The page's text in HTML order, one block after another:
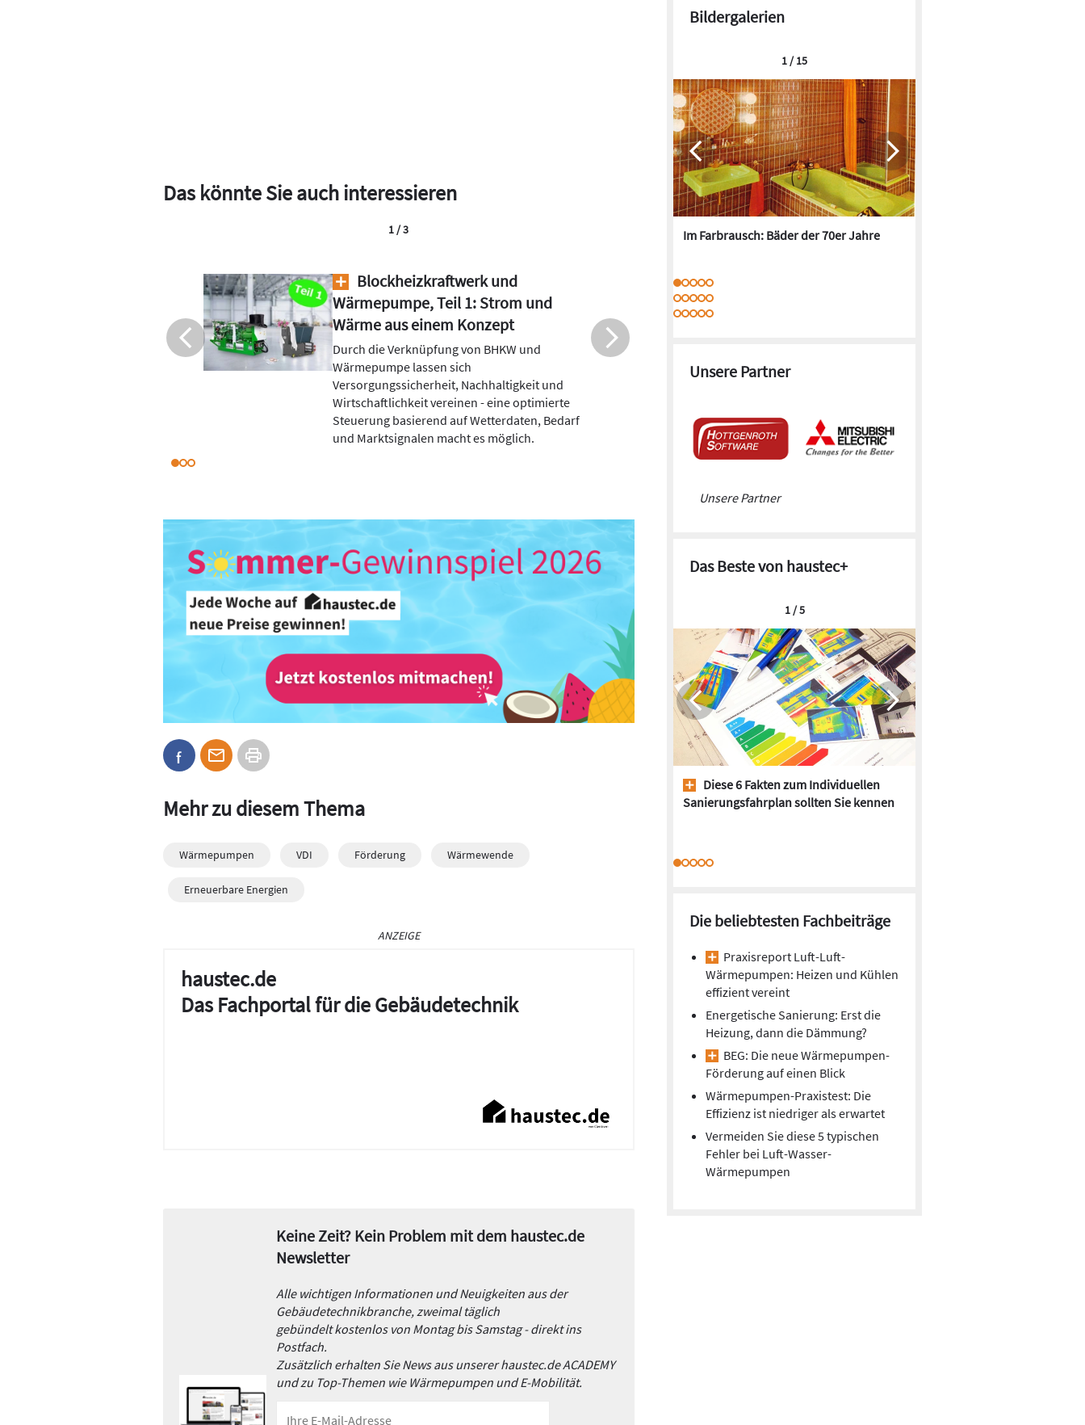
Das könnte Sie auch interessieren
Woche der Wärmepumpe: Info-
Veranstaltung für Fachleute und
Interessierte
Vom 4. bis 10. November findet bundesweit die
Wärmepumpen-Woche statt. Dort können sich
Bürger über die Technik informieren und
Fachleute sich mit anderen Experten
austauschen.
2 / 3
Mehr zu diesem Thema
Wärmepumpen VDI Förderung Wärmewende
Erneuerbare Energien
ANZEIGE
haustec.de
Das Fachportal für die Gebäudetechnik
Keine Zeit? Kein Problem mit dem haustec.de
Newsletter
Alle wichtigen Informationen und Neuigkeiten aus der
Gebäudetechnikbranche, zweimal täglich
gebündelt kostenlos von Montag bis Samstag - direkt ins
Postfach.
Zusätzlich erhalten Sie News aus unserer haustec.de ACADEMY
und zu Top-Themen wie Wärmepumpen und E-Mobilität.
Bildergalerien
Im Farbrausch: Bäder der 70er Jahre
1 / 15
Unsere Partner
Unsere Partner
Das Beste von haustec+
Diese 6 Fakten zum Individuellen
Sanierungsfahrplan sollten Sie kennen
1 / 5
Die beliebtesten Fachbeiträge
Praxisreport Luft-Luft-
Wärmepumpen: Heizen und Kühlen
effizient vereint
Energetische Sanierung: Erst die
Heizung, dann die Dämmung?
BEG: Die neue Wärmepumpen-
Förderung auf einen Blick
Wärmepumpen-Praxistest: Die
Effizienz ist niedriger als erwartet
Vermeiden Sie diese 5 typischen
Fehler bei Luft-Wasser-
Wärmepumpen